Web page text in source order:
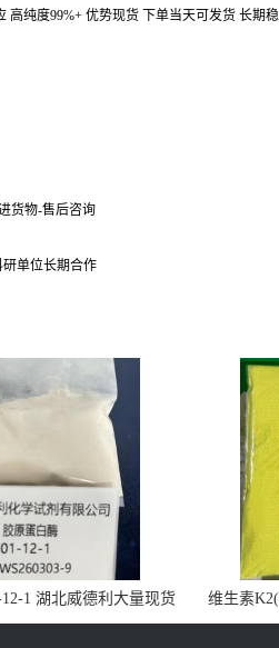
纯度99%+ 优势现货 下单当天可发货 长期
货物-售后咨询
单位长期合作
1 湖北威德利大量现货
供应
维生素